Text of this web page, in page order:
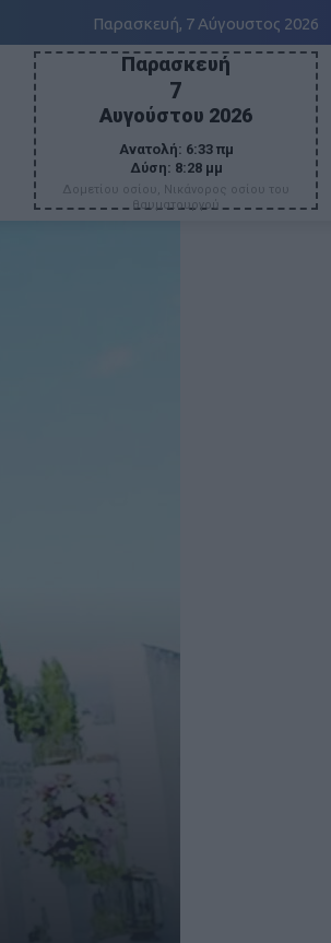
Παρασκευή, 7 Αύγουστος 2026
Παρασκευή
7
Αυγούστου 2026
Ανατολή: 6:33 πμ
Δύση: 8:28 μμ
Δομετίου οσίου, Νικάνορος οσίου του
θαυματουργού